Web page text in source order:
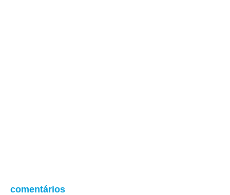
comentários